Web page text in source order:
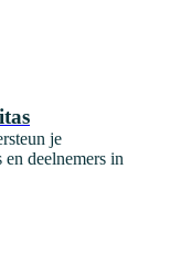
je
deelnemers in